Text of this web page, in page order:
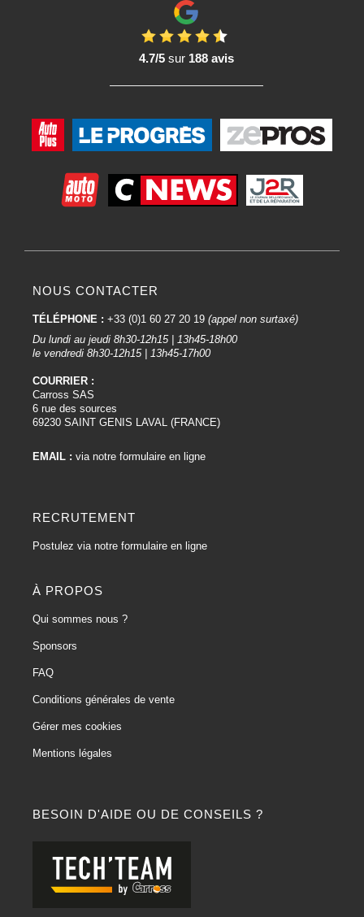
4.7/5sur 188 avis
BESOIN D'AIDE OU DE CONSEILS ?
NOUS CONTACTER
TÉLÉPHONE : +33 (0)1 60 27 20 19 (appel non surtaxé)
Du lundi au jeudi 8h30-12h15 | 13h45-18h00
le vendredi 8h30-12h15 | 13h45-17h00
COURRIER :
Carross SAS
6 rue des sources
69230 SAINT GENIS LAVAL (FRANCE)
EMAIL : via notre formulaire en ligne
RECRUTEMENT
Postulez via notre formulaire en ligne
À PROPOS
Qui sommes nous ?
Sponsors
FAQ
Conditions générales de vente
Gérer mes cookies
Mentions légales